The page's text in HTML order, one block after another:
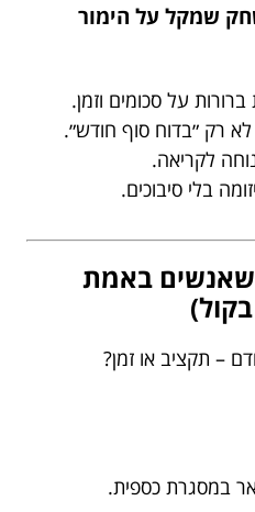
שמקל על הימור
על סכומים וזמן.
רק ״בדוח סוף חודש״.
לקריאה.
בלי סיבוכים.
שאנשים באמת
– תקציב או זמן?
במסגרת כספית.